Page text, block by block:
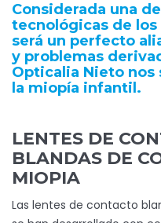
Considerada una
tecnológicas de
será un perfecto
y problemas
Opticalia Nieto nos
la miopía infantil.
LENTES DE
BLANDAS DE
MIOPIA
Las lentes de contacto